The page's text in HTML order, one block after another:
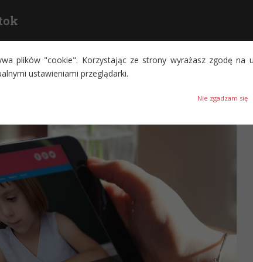
plików "cookie". Korzystając ze strony wyrażasz zgodę na
ustawieniami przeglądarki.
Nie zgadzam się
WIELKOFORMATOWY – PLOTERY ROLAND STRONY INTERNETOWE